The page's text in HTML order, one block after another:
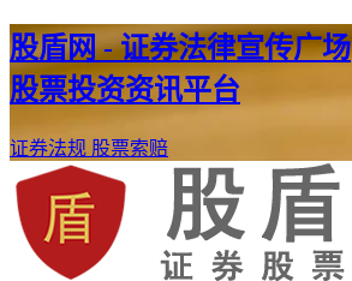
股盾网 - 证券法律宣传广场
股票投资资讯平台
证券法规 股票索赔